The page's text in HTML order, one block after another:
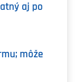
aj po
môže